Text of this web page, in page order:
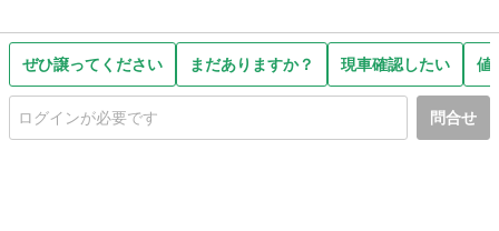
ぜひ譲ってください まだありますか？ 現車確認したい 値
問合せ